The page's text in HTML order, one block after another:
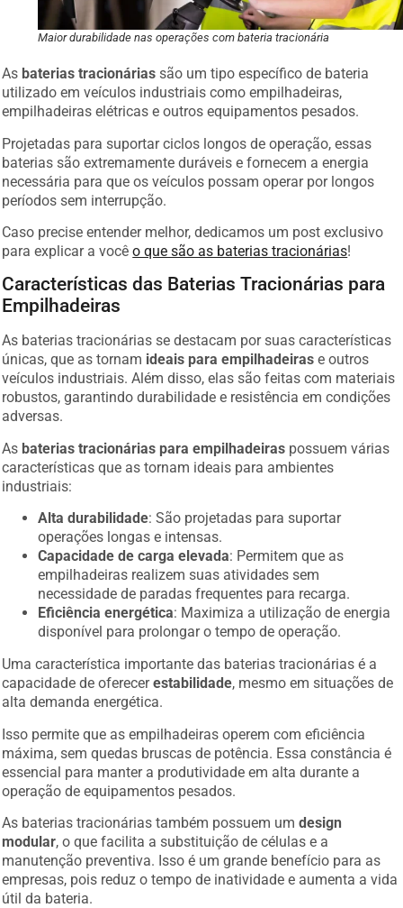
Maior durabilidade nas operações com bateria tracionária
As baterias tracionárias são um tipo específico de bateria
utilizado em veículos industriais como empilhadeiras,
empilhadeiras elétricas e outros equipamentos pesados.
Projetadas para suportar ciclos longos de operação, essas
baterias são extremamente duráveis e fornecem a energia
necessária para que os veículos possam operar por longos
períodos sem interrupção.
Caso precise entender melhor, dedicamos um post exclusivo
para explicar a vocêo que são as baterias tracionárias!
Características das Baterias Tracionárias para
Empilhadeiras
As baterias tracionárias se destacam por suas características
únicas, que as tornam ideais para empilhadeiras e outros
veículos industriais. Além disso, elas são feitas com materiais
robustos, garantindo durabilidade e resistência em condições
adversas.
As baterias tracionárias para empilhadeiras possuem várias
características que as tornam ideais para ambientes
industriais:
Alta durabilidade: São projetadas para suportar
operações longas e intensas.
Capacidade de carga elevada: Permitem que as
empilhadeiras realizem suas atividades sem
necessidade de paradas frequentes para recarga.
Eficiência energética: Maximiza a utilização de energia
disponível para prolongar o tempo de operação.
Uma característica importante das baterias tracionárias é a
capacidade de oferecerestabilidade, mesmo em situações de
alta demanda energética.
Isso permite que as empilhadeiras operem com eficiência
máxima, sem quedas bruscas de potência. Essa constância é
essencial para manter a produtividade em alta durante a
operação de equipamentos pesados.
As baterias tracionárias também possuem umdesign
modular, o que facilita a substituição de células e a
manutenção preventiva. Isso é um grande benefício para as
empresas, pois reduz o tempo de inatividade e aumenta a vida
útil da bateria.